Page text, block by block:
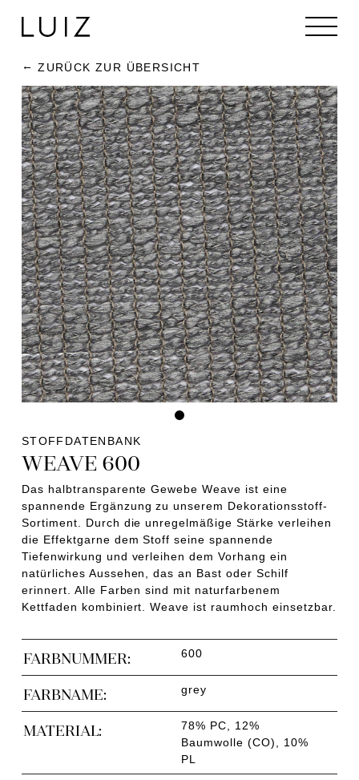
ZURÜCK ZUR ÜBERSICHT
STOFFDATENBANK
WEAVE 600
Das halbtransparente Gewebe Weave ist eine
spannende Ergänzung zu unserem Dekorationsstoff-
Sortiment. Durch die unregelmäßige Stärke verleihen
die Effektgarne dem Stoff seine spannende
Tiefenwirkung und verleihen dem Vorhang ein
natürliches Aussehen, das an Bast oder Schilf
erinnert. Alle Farben sind mit naturfarbenem
Kettfaden kombiniert. Weave ist raumhoch einsetzbar.
FARBNUMMER: 600
FARBNAME: grey
MATERIAL:
78% PC, 12%
Baumwolle (CO), 10%
PL